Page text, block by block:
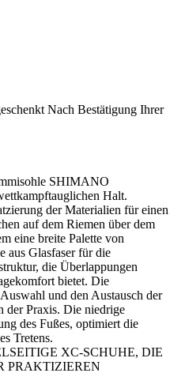
Nach Bestätigung Ihrer
SHIMANO
Halt.
der Materialien für einen
auf dem Riemen über dem
eine breite Palette von
aus Glasfaser für die
die Überlappungen
bietet. Die
und den Austausch der
der Praxis. Die niedrige
des Fußes, optimiert die
Tretens.
XC-SCHUHE, DIE
PRAKTIZIEREN